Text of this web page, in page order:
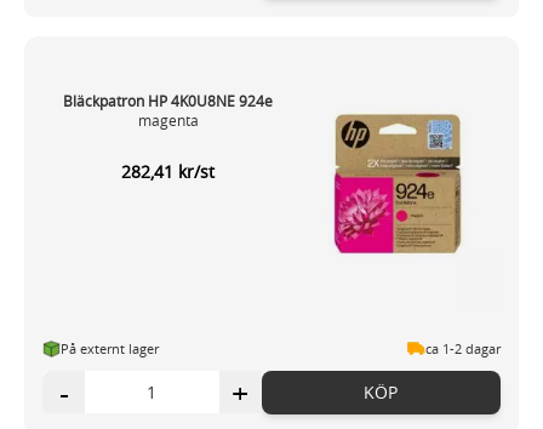
Bläckpatron HP 4K0U8NE 924e
magenta
282,41 kr/st
På externt lager ca 1-2 dagar
- + KÖP